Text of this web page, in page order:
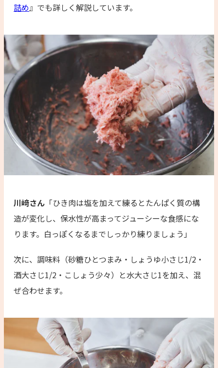
詰め』でも詳しく解説しています。
川﨑さん 「ひき肉は塩を加えて練るとたんぱく質の構
造が変化し、保水性が高まってジューシーな食感にな
ります。白っぽくなるまでしっかり練りましょう」
次に、調味料（砂糖ひとつまみ・しょうゆ小さじ1/2・
酒大さじ1/2・こしょう少々）と水大さじ1を加え、混
ぜ合わせます。